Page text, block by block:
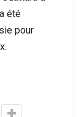
été
pour